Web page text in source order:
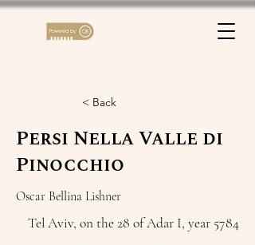
< Back
Persi Nella Valle di
Pinocchio
Oscar Bellina Lishner
Tel Aviv, on the 28 of Adar I, year 5784